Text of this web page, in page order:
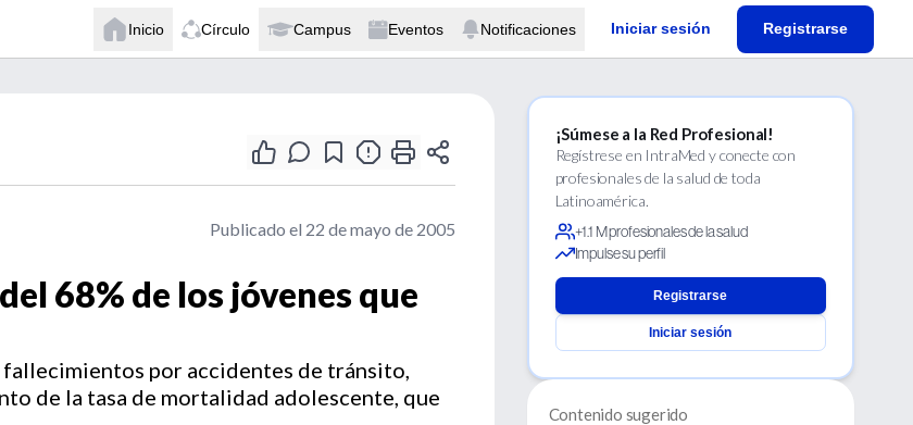
Inicio Círculo Campus Eventos Notificaciones Iniciar sesión Registrarse
Publicado el 22 de mayo de 2005
68% de los jóvenes que
fallecimientos por accidentes de tránsito,
de la tasa de mortalidad adolescente, que
¡Súmese a la Red Profesional!
Regístrese en IntraMed y conecte con
profesionales de la salud de toda
Latinoamérica.
+1.1 M profesionales de la salud
Impulse su perfil
Registrarse
Iniciar sesión
Contenido sugerido